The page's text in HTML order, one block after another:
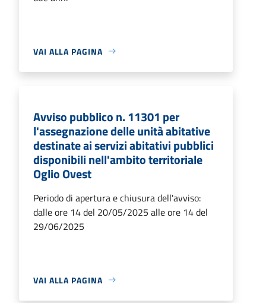
VAI ALLA PAGINA
Avviso pubblico n. 11301 per
l'assegnazione delle unità abitative
destinate ai servizi abitativi pubblici
disponibili nell'ambito territoriale
Oglio Ovest
Periodo di apertura e chiusura dell'avviso:
dalle ore 14 del 20/05/2025 alle ore 14 del
29/06/2025
VAI ALLA PAGINA